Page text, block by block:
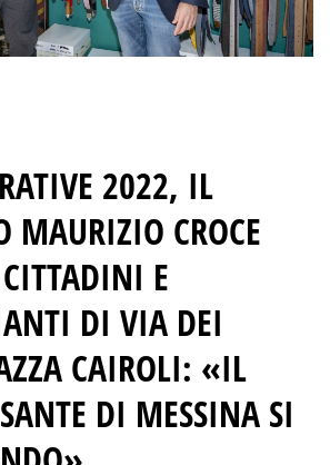
2022, IL
MAURIZIO CROCE
E
DI VIA DEI
CAIROLI: «IL
DI MESSINA SI